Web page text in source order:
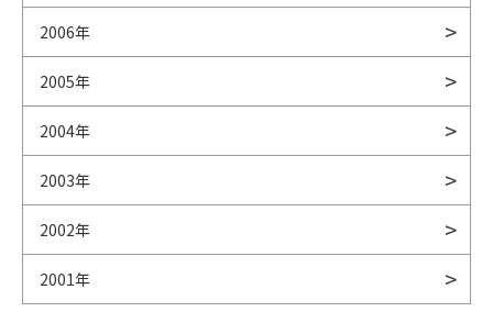
2006年
2005年
2004年
2003年
2002年
2001年